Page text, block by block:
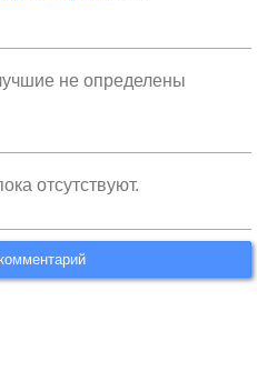
не определены
отсутствуют.